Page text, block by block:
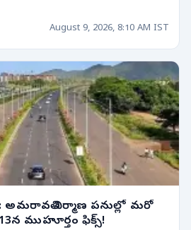
August 9, 2026, 8:10 AM IST
అమరావతి నిర్మాణ పనుల్లో మరో
ముహూర్తం ఫిక్స్!